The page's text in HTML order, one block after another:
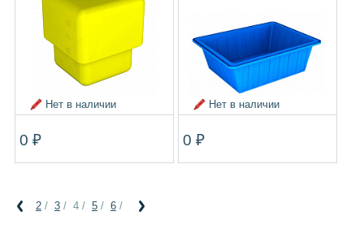
Нет в наличии
0 ₽
Нет в наличии
0 ₽
2/ 3/ 4/ 5/ 6/